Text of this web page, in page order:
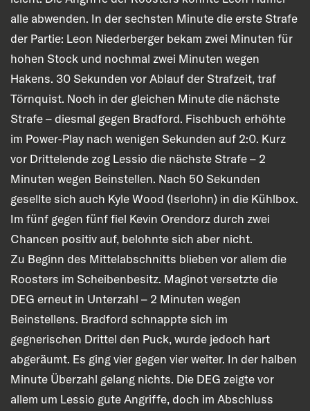
alle abwenden. In der sechsten Minute die erste Strafe
der Partie: Leon Niederberger bekam zwei Minuten für
hohen Stock und nochmal zwei Minuten wegen
Hakens. 30 Sekunden vor Ablauf der Strafzeit, traf
Törnquist. Noch in der gleichen Minute die nächste
Strafe – diesmal gegen Bradford. Fischbuch erhöhte
im Power-Play nach wenigen Sekunden auf 2:0. Kurz
vor Drittelende zog Lessio die nächste Strafe – 2
Minuten wegen Beinstellen. Nach 50 Sekunden
gesellte sich auch Kyle Wood (Iserlohn) in die Kühlbox.
Im fünf gegen fünf fiel Kevin Orendorz durch zwei
Chancen positiv auf, belohnte sich aber nicht.
Zu Beginn des Mittelabschnitts blieben vor allem die
Roosters im Scheibenbesitz. Maginot versetzte die
DEG erneut in Unterzahl – 2 Minuten wegen
Beinstellens. Bradford schnappte sich im
gegnerischen Drittel den Puck, wurde jedoch hart
abgeräumt. Es ging vier gegen vier weiter. In der halben
Minute Überzahl gelang nichts. Die DEG zeigte vor
allem um Lessio gute Angriffe, doch im Abschluss